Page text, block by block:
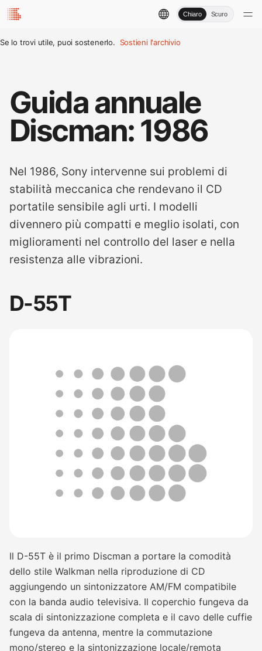
Chiaro Scuro
Se lo trovi utile, puoi sostenerlo. Sostieni l'archivio
Guida annuale
Discman: 1986
Nel 1986, Sony intervenne sui problemi di
stabilità meccanica che rendevano il CD
portatile sensibile agli urti. I modelli
divennero più compatti e meglio isolati, con
miglioramenti nel controllo del laser e nella
resistenza alle vibrazioni.
D-55T
Il D-55T è il primo Discman a portare la comodità
dello stile Walkman nella riproduzione di CD
aggiungendo un sintonizzatore AM/FM compatibile
con la banda audio televisiva. Il coperchio fungeva da
scala di sintonizzazione completa e il cavo delle cuffie
fungeva da antenna, mentre la commutazione
mono/stereo e la sintonizzazione locale/remota